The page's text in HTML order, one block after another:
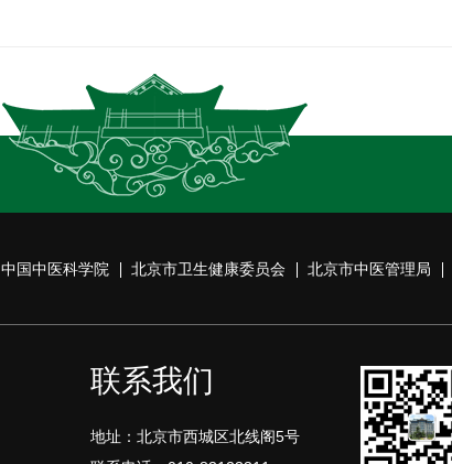
中国中医科学院 北京市卫生健康委员会 北京市中医管理局
联系我们
地址：北京市西城区北线阁5号